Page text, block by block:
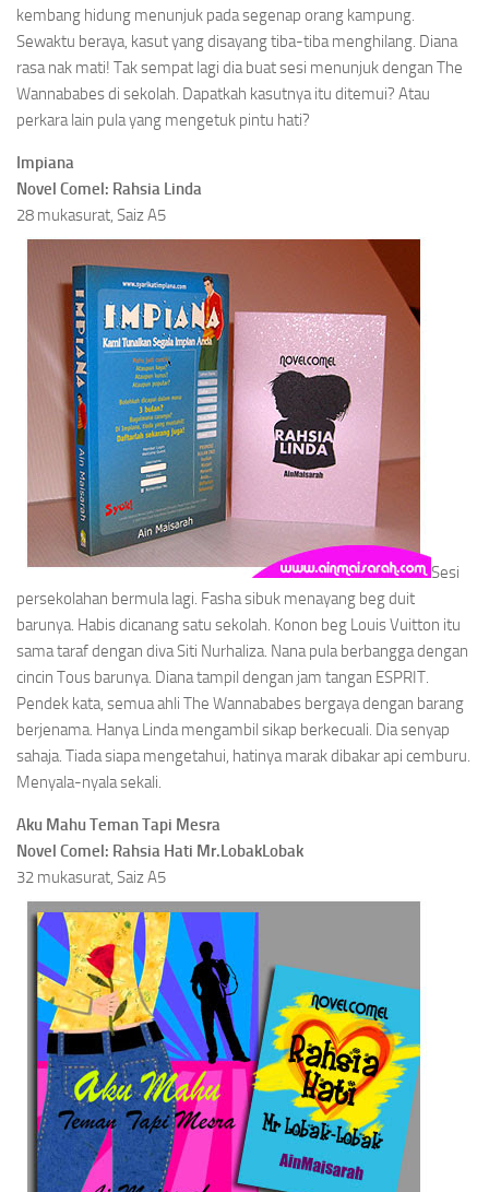
kembang hidung menunjuk pada segenap orang kampung.
Sewaktu beraya, kasut yang disayang tiba-tiba menghilang. Diana
rasa nak mati! Tak sempat lagi dia buat sesi menunjuk dengan The
Wannababes di sekolah. Dapatkah kasutnya itu ditemui? Atau
perkara lain pula yang mengetuk pintu hati?
Impiana
Novel Comel: Rahsia Linda
28 mukasurat, Saiz A5
Sesi
persekolahan bermula lagi. Fasha sibuk menayang beg duit
barunya. Habis dicanang satu sekolah. Konon beg Louis Vuitton itu
sama taraf dengan diva Siti Nurhaliza. Nana pula berbangga dengan
cincin Tous barunya. Diana tampil dengan jam tangan ESPRIT.
Pendek kata, semua ahli The Wannababes bergaya dengan barang
berjenama. Hanya Linda mengambil sikap berkecuali. Dia senyap
sahaja. Tiada siapa mengetahui, hatinya marak dibakar api cemburu.
Menyala-nyala sekali.
Aku Mahu Teman Tapi Mesra
Novel Comel: Rahsia Hati Mr.LobakLobak
32 mukasurat, Saiz A5